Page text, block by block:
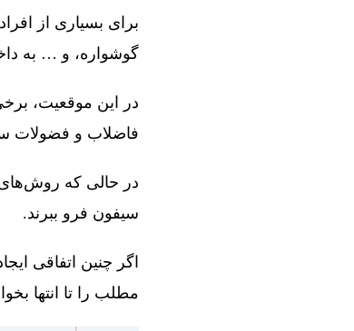
برای بسیاری از
گوشواره، و … به
در این موقعیت،
فاضلاب و فضولات
در حالی که روش‌های
سیفون فرو ببرند.
اگر چنین اتفاقی
مطلب را تا انتها